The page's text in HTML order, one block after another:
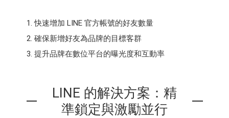
快速增加 LINE 官方帳號的好友數量
確保新增好友為品牌的目標客群
提升品牌在數位平台的曝光度和互動率
LINE 的解決方案：精
準鎖定與激勵並行